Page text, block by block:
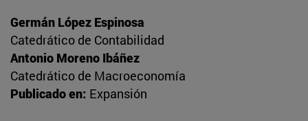
Germán López Espinosa
Catedrático de Contabilidad
Antonio Moreno Ibáñez
Catedrático de Macroeconomía
Publicado en: Expansión